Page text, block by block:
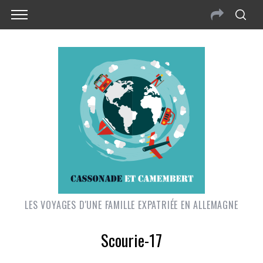
LES VOYAGES D'UNE FAMILLE EXPATRIÉE EN ALLEMAGNE
Scourie-17